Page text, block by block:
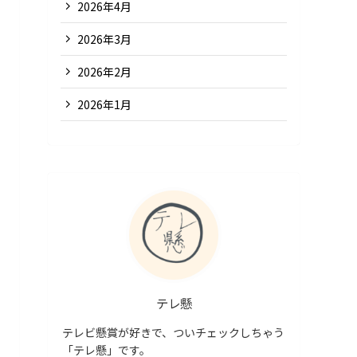
2026年4月
2026年3月
2026年2月
2026年1月
テレ懸
テレビ懸賞が好きで、ついチェックしちゃう
「テレ懸」です。